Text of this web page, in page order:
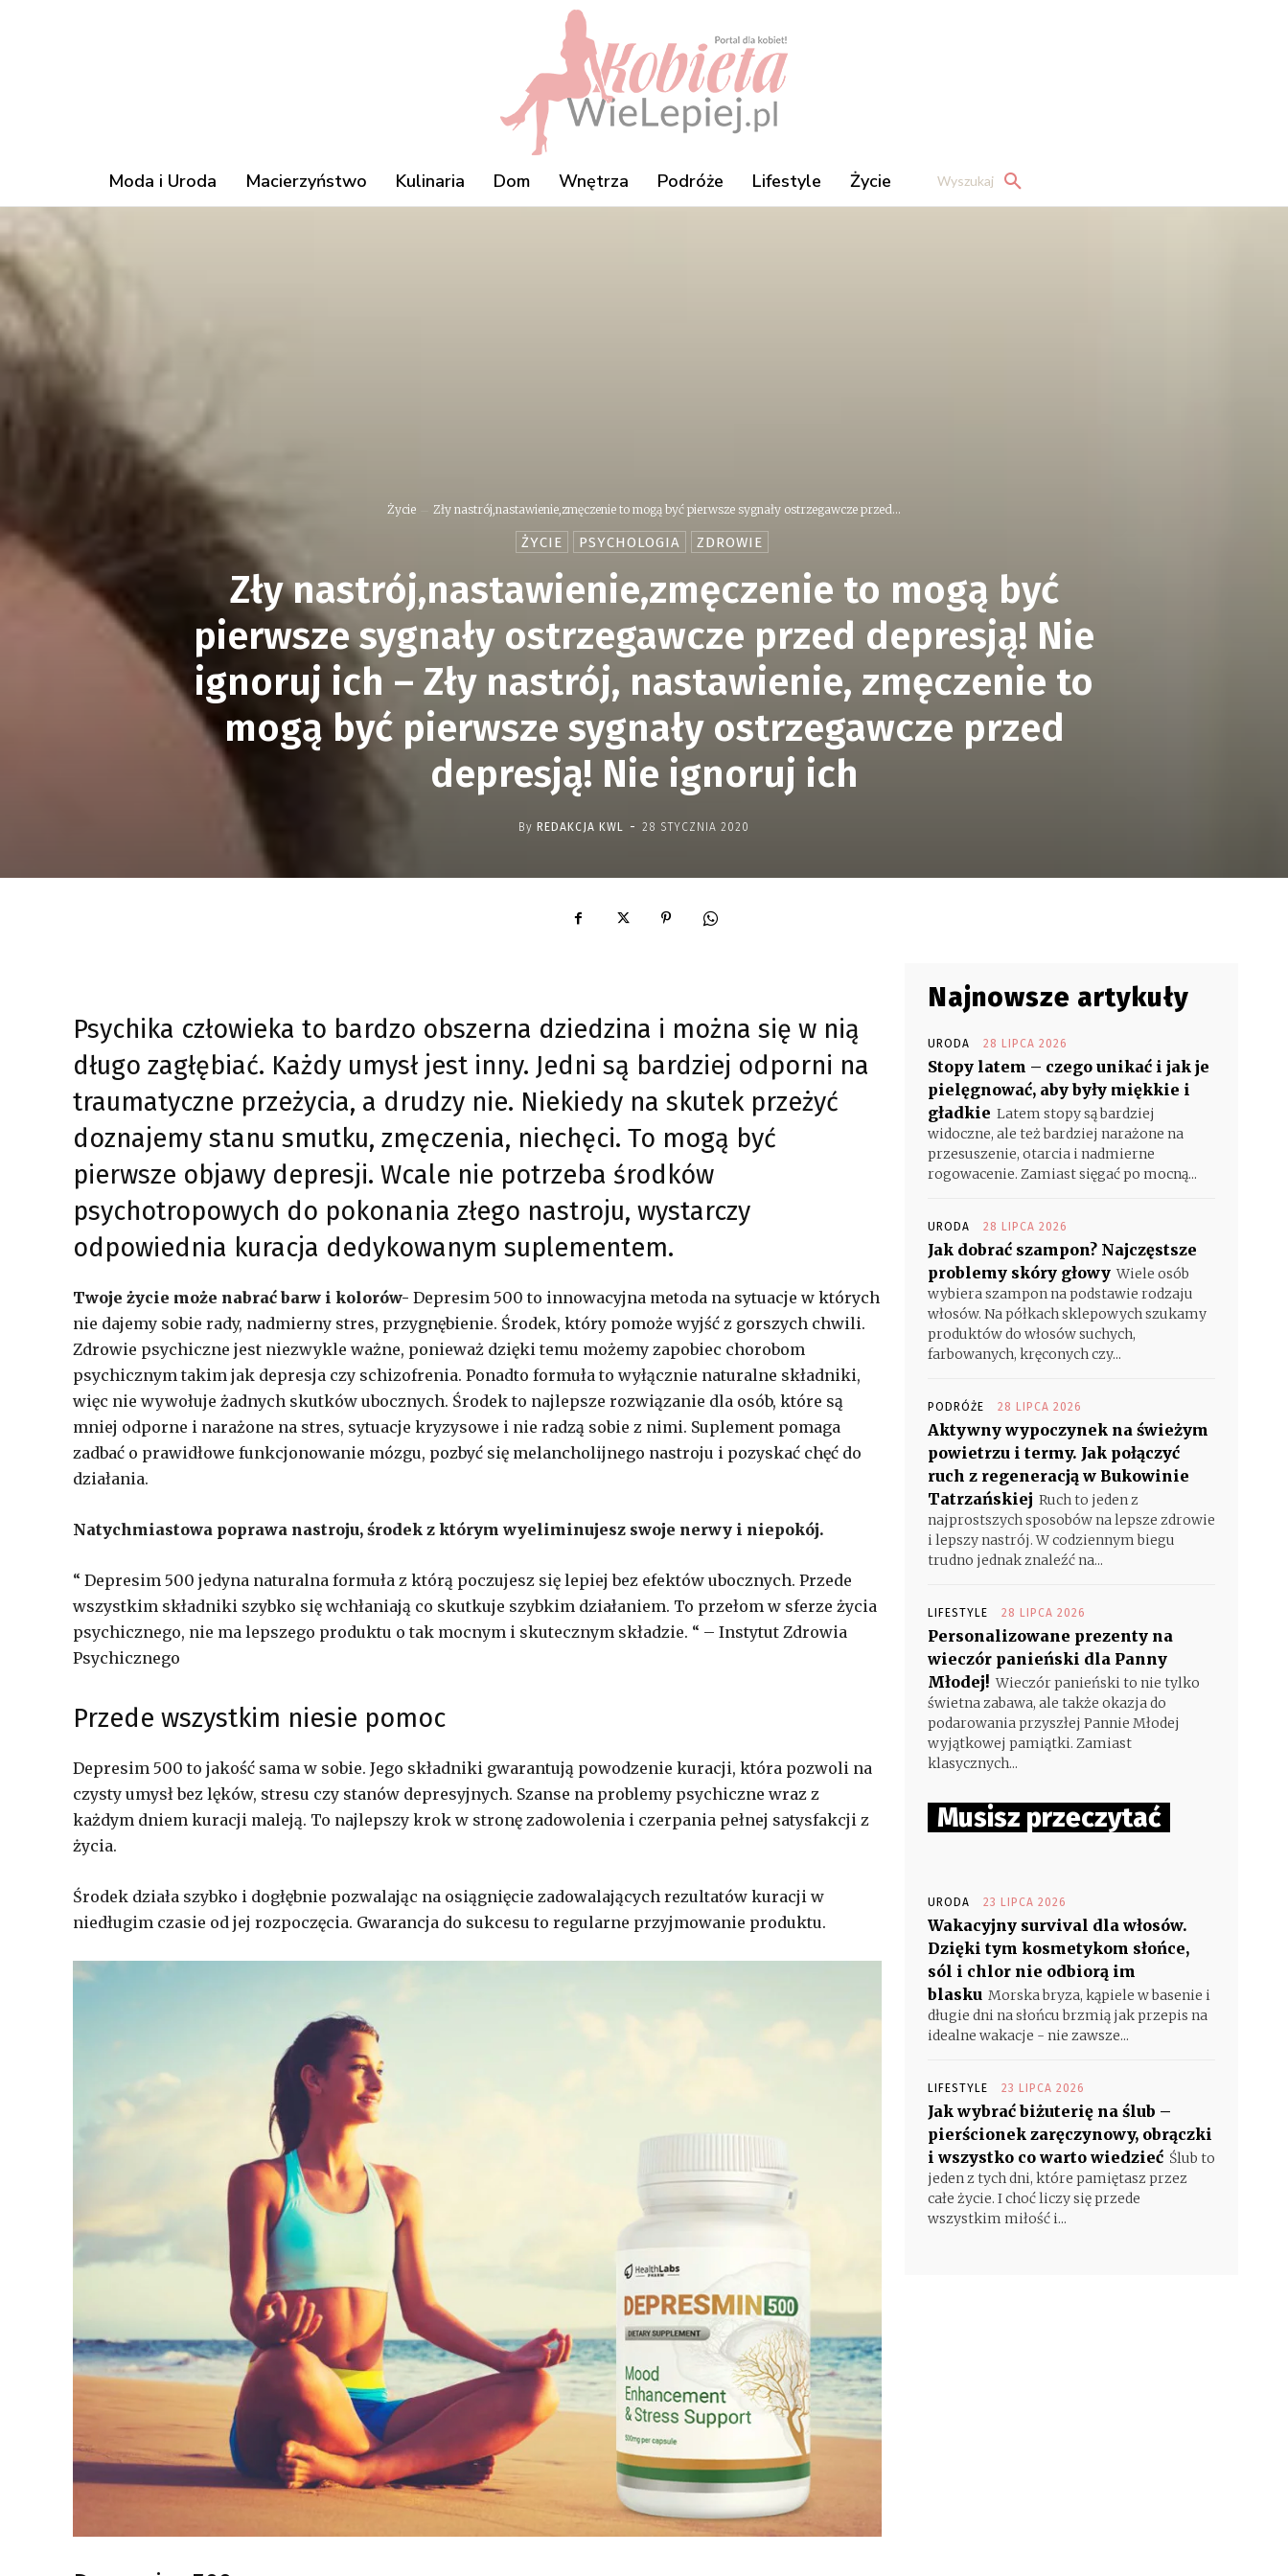
Moda i Uroda Macierzyństwo Kulinaria Dom Wnętrza Podróże Lifestyle Życie Wyszukaj
Życie Zły nastrój,nastawienie,zmęczenie to mogą być pierwsze sygnały ostrzegawcze przed...
ŻYCIE PSYCHOLOGIA ZDROWIE
Zły nastrój,nastawienie,zmęczenie to mogą być
pierwsze sygnały ostrzegawcze przed depresją! Nie
ignoruj ich – Zły nastrój, nastawienie, zmęczenie to
mogą być pierwsze sygnały ostrzegawcze przed
depresją! Nie ignoruj ich
By REDAKCJA KWL - 28 STYCZNIA 2020
Psychika człowieka to bardzo obszerna dziedzina i można się w nią
długo zagłębiać. Każdy umysł jest inny. Jedni są bardziej odporni na
traumatyczne przeżycia, a drudzy nie. Niekiedy na skutek przeżyć
doznajemy stanu smutku, zmęczenia, niechęci. To mogą być
pierwsze objawy depresji. Wcale nie potrzeba środków
psychotropowych do pokonania złego nastroju, wystarczy
odpowiednia kuracja dedykowanym suplementem.
Twoje życie może nabrać barw i kolorów- Depresim 500 to innowacyjna metoda na sytuacje w których
nie dajemy sobie rady, nadmierny stres, przygnębienie. Środek, który pomoże wyjść z gorszych chwili.
Zdrowie psychiczne jest niezwykle ważne, ponieważ dzięki temu możemy zapobiec chorobom
psychicznym takim jak depresja czy schizofrenia. Ponadto formuła to wyłącznie naturalne składniki,
więc nie wywołuje żadnych skutków ubocznych. Środek to najlepsze rozwiązanie dla osób, które są
mniej odporne i narażone na stres, sytuacje kryzysowe i nie radzą sobie z nimi. Suplement pomaga
zadbać o prawidłowe funkcjonowanie mózgu, pozbyć się melancholijnego nastroju i pozyskać chęć do
działania.
Natychmiastowa poprawa nastroju, środek z którym wyeliminujesz swoje nerwy i niepokój.
“ Depresim 500 jedyna naturalna formuła z którą poczujesz się lepiej bez efektów ubocznych. Przede
wszystkim składniki szybko się wchłaniają co skutkuje szybkim działaniem. To przełom w sferze życia
psychicznego, nie ma lepszego produktu o tak mocnym i skutecznym składzie. “ – Instytut Zdrowia
Psychicznego
Przede wszystkim niesie pomoc
Depresim 500 to jakość sama w sobie. Jego składniki gwarantują powodzenie kuracji, która pozwoli na
czysty umysł bez lęków, stresu czy stanów depresyjnych. Szanse na problemy psychiczne wraz z
każdym dniem kuracji maleją. To najlepszy krok w stronę zadowolenia i czerpania pełnej satysfakcji z
życia.
Środek działa szybko i dogłębnie pozwalając na osiągnięcie zadowalających rezultatów kuracji w
niedługim czasie od jej rozpoczęcia. Gwarancja do sukcesu to regularne przyjmowanie produktu.
Najnowsze artykuły
URODA 28 LIPCA 2026
Stopy latem – czego unikać i jak je
pielęgnować, aby były miękkie i
gładkie Latem stopy są bardziej
widoczne, ale też bardziej narażone na
przesuszenie, otarcia i nadmierne
rogowacenie. Zamiast sięgać po mocną...
URODA 28 LIPCA 2026
Jak dobrać szampon? Najczęstsze
problemy skóry głowy Wiele osób
wybiera szampon na podstawie rodzaju
włosów. Na półkach sklepowych szukamy
produktów do włosów suchych,
farbowanych, kręconych czy...
PODRÓŻE 28 LIPCA 2026
Aktywny wypoczynek na świeżym
powietrzu i termy. Jak połączyć
ruch z regeneracją w Bukowinie
Tatrzańskiej Ruch to jeden z
najprostszych sposobów na lepsze zdrowie
i lepszy nastrój. W codziennym biegu
trudno jednak znaleźć na...
LIFESTYLE 28 LIPCA 2026
Personalizowane prezenty na
wieczór panieński dla Panny
Młodej! Wieczór panieński to nie tylko
świetna zabawa, ale także okazja do
podarowania przyszłej Pannie Młodej
wyjątkowej pamiątki. Zamiast
klasycznych...
Musisz przeczytać
URODA 23 LIPCA 2026
Wakacyjny survival dla włosów.
Dzięki tym kosmetykom słońce,
sól i chlor nie odbiorą im
blasku Morska bryza, kąpiele w basenie i
długie dni na słońcu brzmią jak przepis na
idealne wakacje - nie zawsze...
LIFESTYLE 23 LIPCA 2026
Jak wybrać biżuterię na ślub –
pierścionek zaręczynowy, obrączki
i wszystko co warto wiedzieć Ślub to
jeden z tych dni, które pamiętasz przez
całe życie. I choć liczy się przede
wszystkim miłość i...